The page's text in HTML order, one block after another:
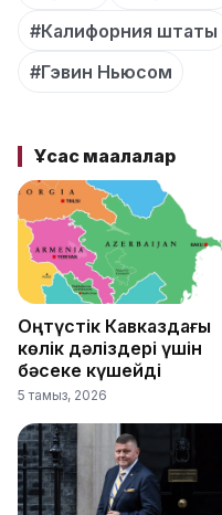
#Калифорния штаты
#Гэвин Ньюсом
Ұқсас мақалалар
Оңтүстік Кавказдағы
көлік дәліздері үшін
бәсеке күшейді
5 тамыз, 2026